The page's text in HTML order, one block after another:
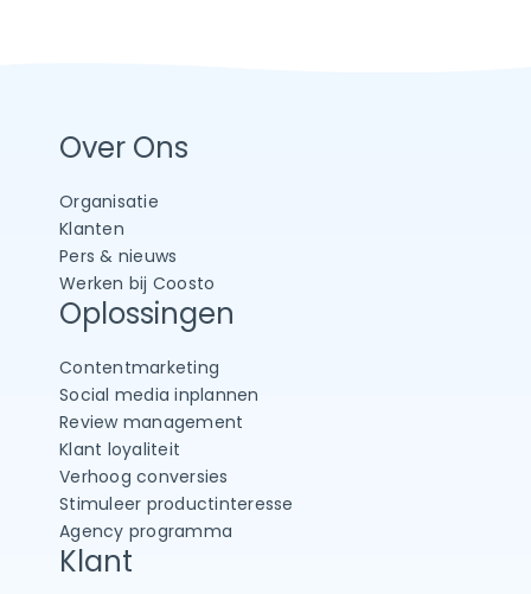
Over Ons
Organisatie
Klanten
Pers & nieuws
Werken bij Coosto
Oplossingen
Contentmarketing
Social media inplannen
Review management
Klant loyaliteit
Verhoog conversies
Stimuleer productinteresse
Agency programma
Klant